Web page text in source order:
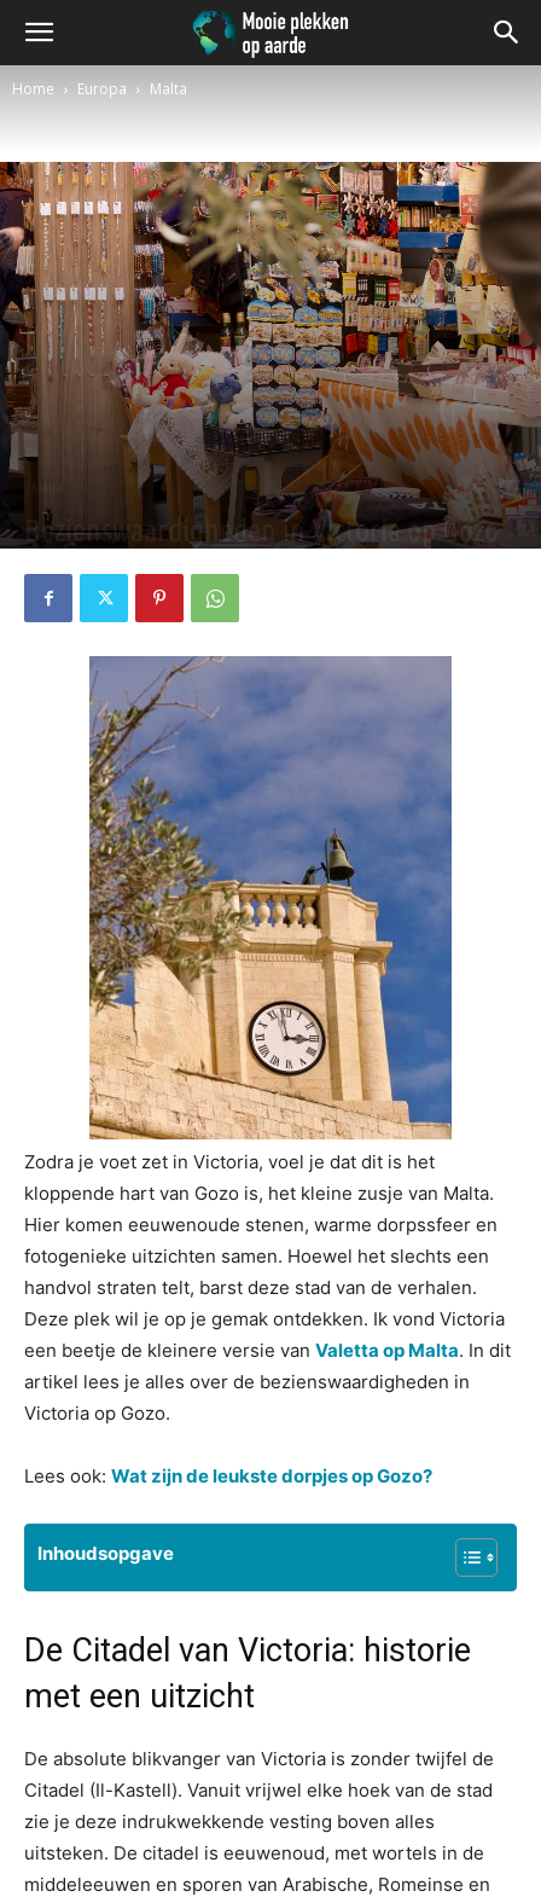
Home Europa Malta
Bezienswaardigheden in Victoria op Gozo
Zodra je voet zet in Victoria, voel je dat dit is het
kloppende hart van Gozo is, het kleine zusje van Malta.
Hier komen eeuwenoude stenen, warme dorpssfeer en
fotogenieke uitzichten samen. Hoewel het slechts een
handvol straten telt, barst deze stad van de verhalen.
Deze plek wil je op je gemak ontdekken. Ik vond Victoria
een beetje de kleinere versie van Valetta op Malta. In dit
artikel lees je alles over de bezienswaardigheden in
Victoria op Gozo.
Lees ook: Wat zijn de leukste dorpjes op Gozo?
Inhoudsopgave
De Citadel van Victoria: historie
met een uitzicht
De absolute blikvanger van Victoria is zonder twijfel de
Citadel (Il-Kastell). Vanuit vrijwel elke hoek van de stad
zie je deze indrukwekkende vesting boven alles
uitsteken. De citadel is eeuwenoud, met wortels in de
middeleeuwen en sporen van Arabische, Romeinse en